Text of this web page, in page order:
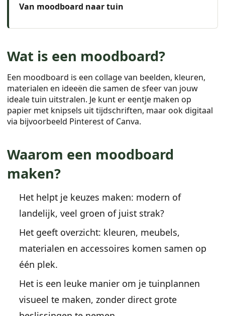
Van moodboard naar tuin
Wat is een moodboard?
Een moodboard is een collage van beelden, kleuren,
materialen en ideeën die samen de sfeer van jouw
ideale tuin uitstralen. Je kunt er eentje maken op
papier met knipsels uit tijdschriften, maar ook digitaal
via bijvoorbeeld Pinterest of Canva.
Waarom een moodboard
maken?
Het helpt je keuzes maken: modern of
landelijk, veel groen of juist strak?
Het geeft overzicht: kleuren, meubels,
materialen en accessoires komen samen op
één plek.
Het is een leuke manier om je tuinplannen
visueel te maken, zonder direct grote